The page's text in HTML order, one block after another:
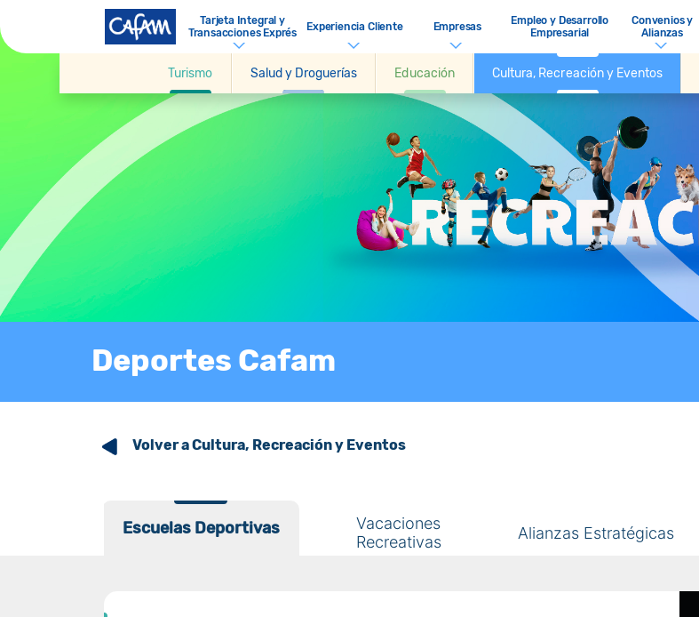
Tarjeta Integral y
Transacciones Exprés
Experiencia Cliente Empresas
Empleo y Desarrollo
Empresarial
Convenios y
Alianzas
Turismo Salud y Droguerías Educación Cultura, Recreación y Eventos
Deportes Cafam
Volver a Cultura, Recreación y Eventos
Escuelas Deportivas
Escuelas Deportivas
Vacaciones
Recreativas
Alianzas Estratégicas